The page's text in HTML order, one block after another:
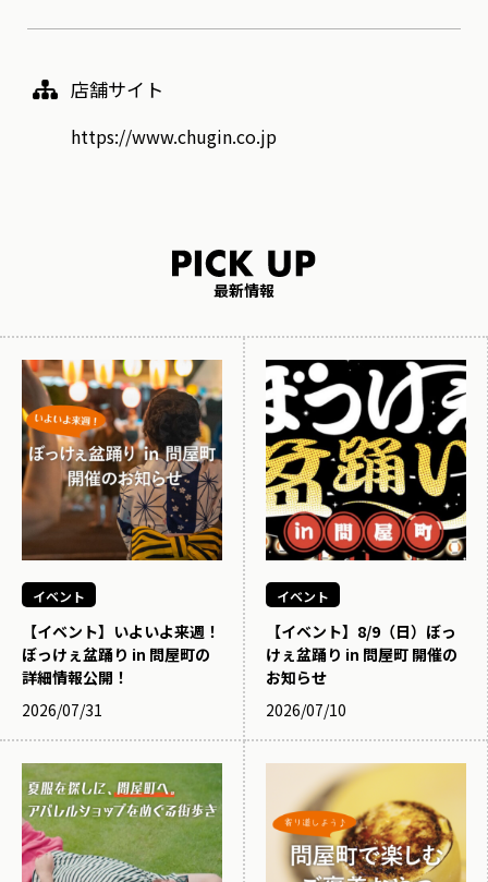
店舗サイト
https://www.chugin.co.jp
最新情報
イベント
【イベント】いよいよ来週！
ぼっけぇ盆踊り in 問屋町の
詳細情報公開！
2026/07/31
イベント
【イベント】8/9（日）ぼっ
けぇ盆踊り in 問屋町 開催の
お知らせ
2026/07/10